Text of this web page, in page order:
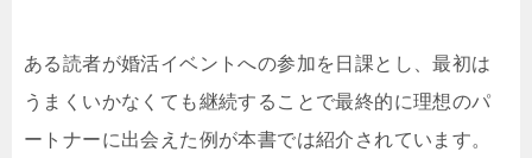
ある読者が婚活イベントへの参加を日課とし、最初は
うまくいかなくても継続することで最終的に理想のパ
ートナーに出会えた例が本書では紹介されています。